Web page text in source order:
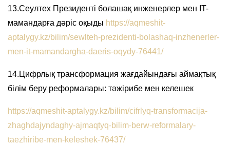
13.Сеултех Президенті болашақ инженерлер мен IT-
мамандарға дәріс оқыды https://aqmeshit-
aptalygy.kz/bilim/sewlteh-prezidenti-bolashaq-inzhenerler-
men-it-mamandargha-daeris-oqydy-76441/
14.Цифрлық трансформация жағдайындағы аймақтық
білім беру реформалары: тәжірибе мен келешек
https://aqmeshit-aptalygy.kz/bilim/cifrlyq-transformacija-
zhaghdajyndaghy-ajmaqtyq-bilim-berw-reformalary-
taezhiribe-men-keleshek-76437/